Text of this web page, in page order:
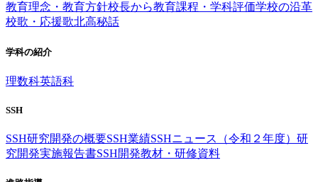
教育理念・教育方針校長から教育課程・学科評価学校の沿革
校歌・応援歌北高秘話
学科の紹介
理数科英語科
SSH
SSH研究開発の概要SSH業績SSHニュース（令和２年度） 研
究開発実施報告書SSH開発教材・研修資料